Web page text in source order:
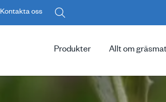
Kontakta oss
Produkter Allt om